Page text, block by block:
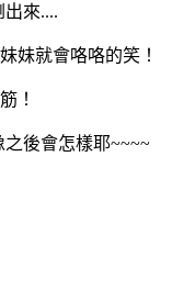
來....
妹就會咯咯的笑！
！
後會怎樣耶~~~~